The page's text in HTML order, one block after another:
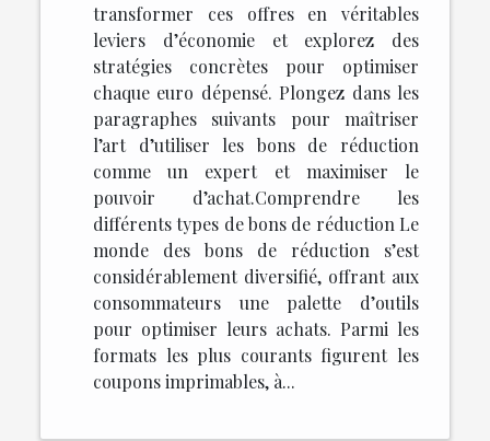
transformer ces offres en véritables
leviers d’économie et explorez des
stratégies concrètes pour optimiser
chaque euro dépensé. Plongez dans les
paragraphes suivants pour maîtriser
l’art d’utiliser les bons de réduction
comme un expert et maximiser le
pouvoir d’achat.Comprendre les
différents types de bons de réduction Le
monde des bons de réduction s’est
considérablement diversifié, offrant aux
consommateurs une palette d’outils
pour optimiser leurs achats. Parmi les
formats les plus courants figurent les
coupons imprimables, à...